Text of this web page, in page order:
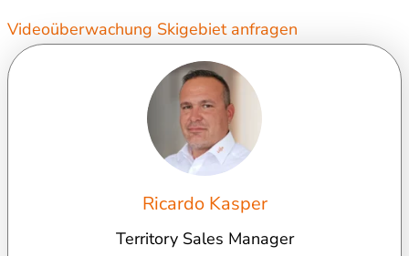
Videoüberwachung Skigebiet anfragen
Ricardo Kasper
Territory Sales Manager